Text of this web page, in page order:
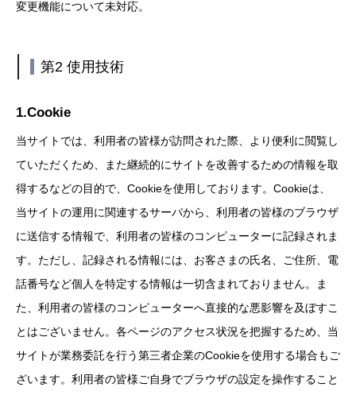
変更機能について未対応。
第2 使用技術
1.Cookie
当サイトでは、利用者の皆様が訪問された際、より便利に閲覧し
ていただくため、また継続的にサイトを改善するための情報を取
得するなどの目的で、Cookieを使用しております。Cookieは、
当サイトの運用に関連するサーバから、利用者の皆様のブラウザ
に送信する情報で、利用者の皆様のコンピューターに記録されま
す。ただし、記録される情報には、お客さまの氏名、ご住所、電
話番号など個人を特定する情報は一切含まれておりません。ま
た、利用者の皆様のコンピューターへ直接的な悪影響を及ぼすこ
とはございません。各ページのアクセス状況を把握するため、当
サイトが業務委託を行う第三者企業のCookieを使用する場合もご
ざいます。利用者の皆様ご自身でブラウザの設定を操作すること